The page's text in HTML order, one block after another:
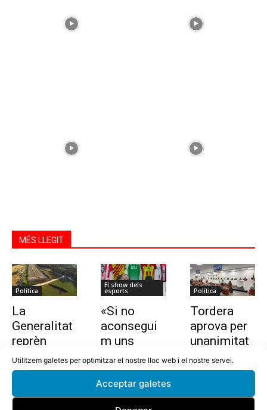
Utilitzem galetes per optimitzar el nostre lloc web i el nostre servei.
Acceptar galetes
MÉS LLEGIT
Política
La
Generalitat
reprèn
l’estudi per
allargar la
Tordera
El show dels
esports
«Si no
aconsegui
m uns
10.000
euros en
dues
setmanes,
Política
Tordera
aprova per
unanimitat
la nova
ordenança i
nt del